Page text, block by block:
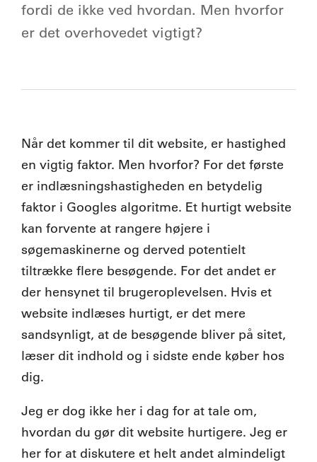
fordi de ikke ved hvordan. Men hvorfor
er det overhovedet vigtigt?
Når det kommer til dit website, er hastighed
en vigtig faktor. Men hvorfor? For det første
er indlæsningshastigheden en betydelig
faktor i Googles algoritme. Et hurtigt website
kan forvente at rangere højere i
søgemaskinerne og derved potentielt
tiltrække flere besøgende. For det andet er
der hensynet til brugeroplevelsen. Hvis et
website indlæses hurtigt, er det mere
sandsynligt, at de besøgende bliver på sitet,
læser dit indhold og i sidste ende køber hos
dig.
Jeg er dog ikke her i dag for at tale om,
hvordan du gør dit website hurtigere. Jeg er
her for at diskutere et helt andet almindeligt